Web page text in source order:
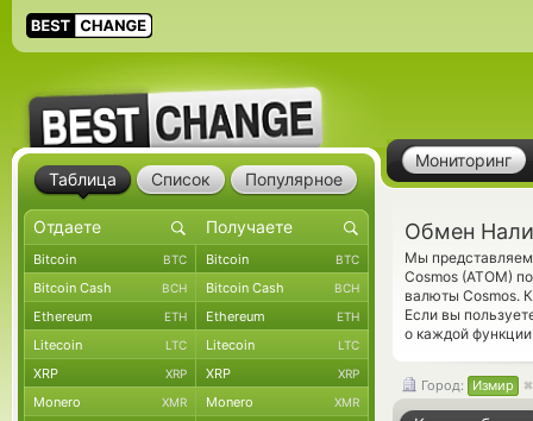
Мониторинг
Обмен
Мы
Cosmos (ATOM)
валюты Cosmos.
Если вы
о каждой
Город: Измир
Таблица Список Популярное
Bitcoin BTC Bitcoin BTC
Bitcoin Cash BCH Bitcoin Cash BCH
Ethereum ETH Ethereum ETH
Litecoin LTC Litecoin LTC
XRP XRP XRP XRP
Monero XMR Monero XMR